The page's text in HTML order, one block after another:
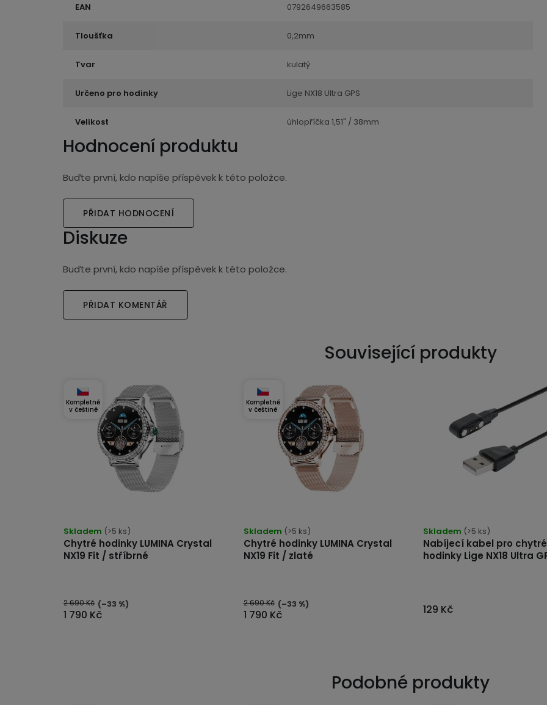
EAN 0792649663585
Tloušťka 0,2mm
Tvar kulatý
Určeno pro hodinky Lige NX18 Ultra GPS
Velikost úhlopříčka 1,51" / 38mm
Hodnocení produktu
Buďte první, kdo napíše příspěvek k této položce.
PŘIDAT HODNOCENÍ
Diskuze
Buďte první, kdo napíše příspěvek k této položce.
PŘIDAT KOMENTÁŘ
Související produkty
Kompletně
v češtině
Chytré hodinky LUMINA Crystal
NX19 Fit / stříbrné
je
5,0
z
5
hvězdiček.
Skladem (>5 ks)
1 790 Kč
2 690 Kč (–33 %)
Kompletně
v češtině
Chytré hodinky LUMINA Crystal
NX19 Fit / zlaté
je
4,5
z
5
hvězdiček.
Skladem (>5 ks)
1 790 Kč
2 690 Kč (–33 %)
Nabíjecí kabel pro chytré
hodinky Lige NX18 Ultra
Skladem (>5 ks)
129 Kč
Podobné produkty